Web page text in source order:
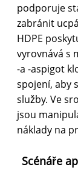
podporuje
zabránit
HDPE
vyrovnává s
-a -aspigot
spojení, aby
služby. Ve
jsou
náklady na
Scénáře